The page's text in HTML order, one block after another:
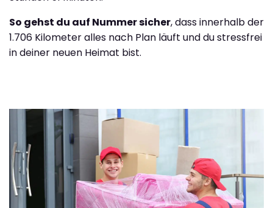
So gehst du auf Nummer sicher, dass innerhalb der
1.706 Kilometer alles nach Plan läuft und du stressfrei
in deiner neuen Heimat bist.